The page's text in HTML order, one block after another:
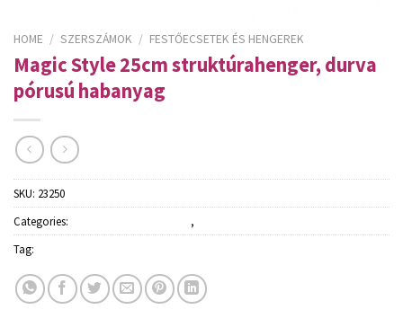
HOME / SZERSZÁMOK / FESTŐECSETEK ÉS HENGEREK
Magic Style 25cm struktúrahenger, durva
pórusú habanyag
SKU: 23250
Categories:
,
Tag: